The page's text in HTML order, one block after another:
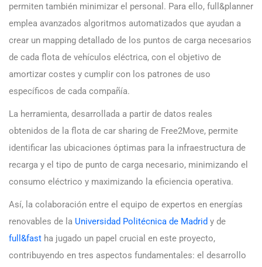
permiten también minimizar el personal. Para ello, full&planner
emplea avanzados algoritmos automatizados que ayudan a
crear un mapping detallado de los puntos de carga necesarios
de cada flota de vehículos eléctrica, con el objetivo de
amortizar costes y cumplir con los patrones de uso
específicos de cada compañía.
La herramienta, desarrollada a partir de datos reales
obtenidos de la flota de car sharing de Free2Move, permite
identificar las ubicaciones óptimas para la infraestructura de
recarga y el tipo de punto de carga necesario, minimizando el
consumo eléctrico y maximizando la eficiencia operativa.
Así, la colaboración entre el equipo de expertos en energías
renovables de la Universidad Politécnica de Madrid y de
full&fast ha jugado un papel crucial en este proyecto,
contribuyendo en tres aspectos fundamentales: el desarrollo